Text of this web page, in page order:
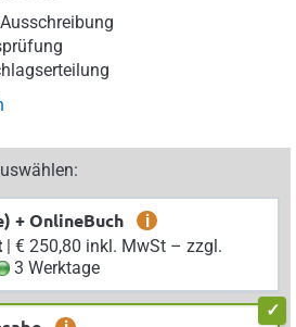
+ OnlineBuch
i
| € 250,80 inkl. MwSt – zzgl.
3 Werktage